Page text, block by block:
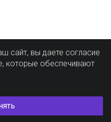
сайт, вы даете согласие
которые обеспечивают